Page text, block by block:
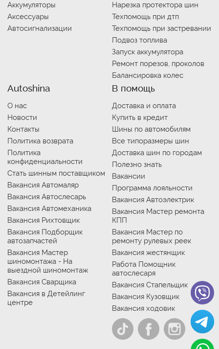
Аккумуляторы
Аксессуары
Автосигнализации
Нарезка протектора шин
Техпомощь при дтп
Техпомощь при застревании
Подвоз топлива
Запуск аккумулятора
Ремонт порезов, проколов
Балансировка колес
Autoshina
О нас
Новости
Контакты
Политика возврата
Политика
конфиденциальности
Стать шинным поставщиком
Вакансия Автомаляр
Вакансия Автослесарь
Вакансия Автомеханика
Вакансия Рихтовщик
Вакансия Подборщик
автозапчастей
Вакансия Мастер
шиномонтажа - На
выездной шиномонтаж
Вакансия Сварщика
Вакансия в Детейлинг
центре
В помощь
Доставка и оплата
Купить в кредит
Шины по автомобилям
Все типоразмеры шин
Доставка шин по городам
Полезно знать
Вакансии
Программа лояльности
Вакансия Автоэлектрик
Вакансия Мастер ремонта
КПП
Вакансия Мастер по
ремонту рулевых реек
Вакансия жестянщик
Работа Помощник
автослесаря
Вакансия Стапельщик
Вакансия Кузовщик
Вакансия ходовик